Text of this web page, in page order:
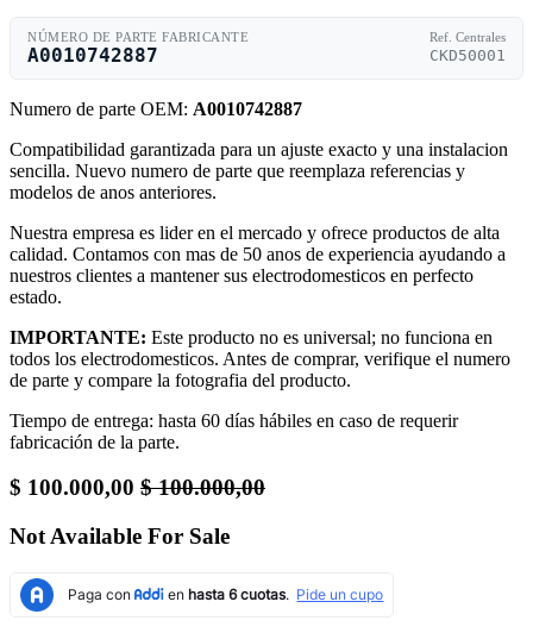
NÚMERO DE PARTE FABRICANTE
A0010742887
Ref. Centrales
CKD50001
Numero de parte OEM: A0010742887
Compatibilidad garantizada para un ajuste exacto y una instalacion
sencilla. Nuevo numero de parte que reemplaza referencias y
modelos de anos anteriores.
Nuestra empresa es lider en el mercado y ofrece productos de alta
calidad. Contamos con mas de 50 anos de experiencia ayudando a
nuestros clientes a mantener sus electrodomesticos en perfecto
estado.
IMPORTANTE: Este producto no es universal; no funciona en
todos los electrodomesticos. Antes de comprar, verifique el numero
de parte y compare la fotografia del producto.
Tiempo de entrega: hasta 60 días hábiles en caso de requerir
fabricación de la parte.
$ 100.000,00 $100.000,00
Not Available For Sale